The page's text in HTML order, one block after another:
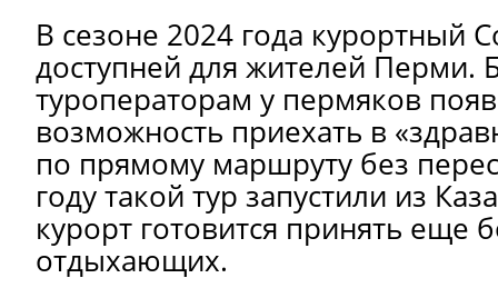
В сезоне 2024 года курортный
доступней для жителей Перми.
туроператорам у пермяков
возможность приехать в
по прямому маршруту без
году такой тур запустили из
курорт готовится принять еще
отдыхающих.